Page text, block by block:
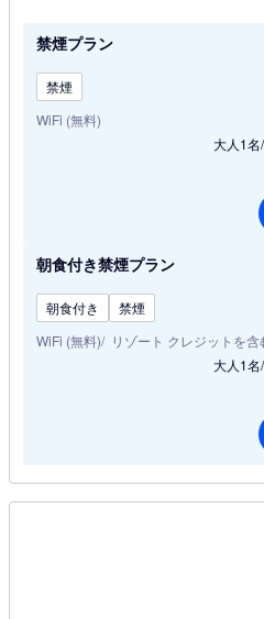
禁煙プラン
禁煙
WiFi (無料)
大人1名
朝食付き禁煙プラン
朝食付き
禁煙
WiFi (無料)
リゾート クレジットを含
大人1名